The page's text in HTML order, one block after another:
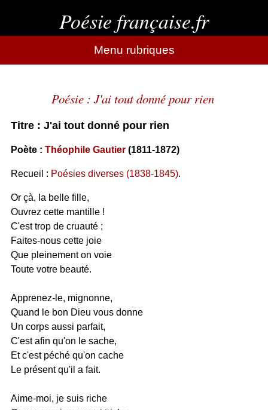
Poésie française.fr
Menu rubriques
Poésie : J'ai tout donné pour rien
Titre : J'ai tout donné pour rien
Poète : Théophile Gautier(1811-1872)
Recueil : Poésies diverses (1838-1845).
Or çà, la belle fille,
Ouvrez cette mantille !
C'est trop de cruauté ;
Faites-nous cette joie
Que pleinement on voie
Toute votre beauté.
Apprenez-le, mignonne,
Quand le bon Dieu vous donne
Un corps aussi parfait,
C'est afin qu'on le sache,
Et c'est péché qu'on cache
Le présent qu'il a fait.
Aime-moi, je suis riche